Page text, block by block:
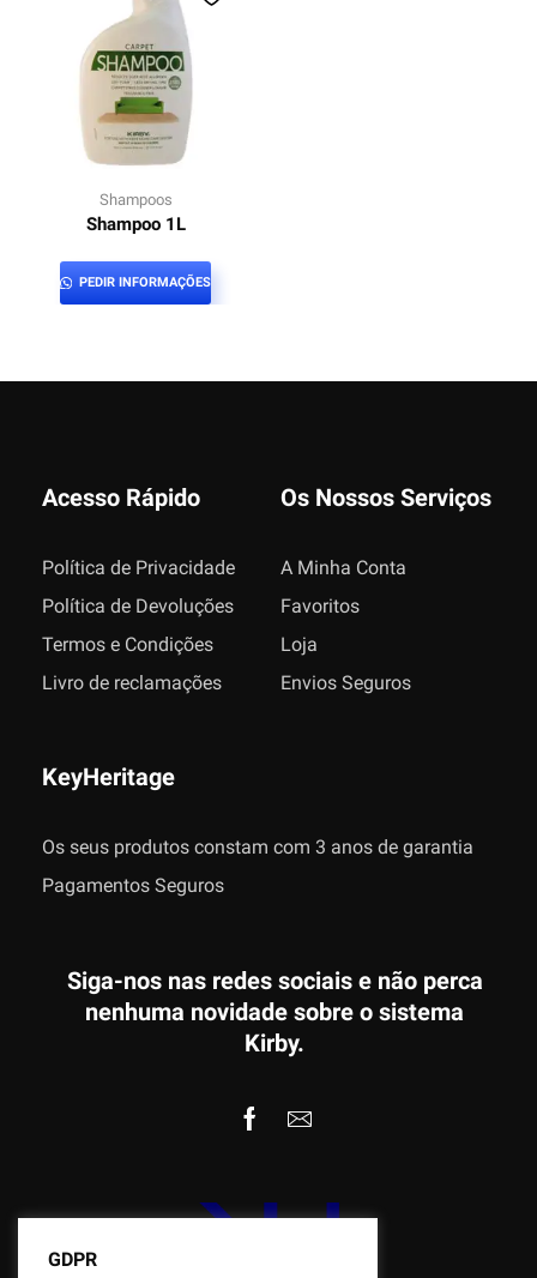
Shampoos
Shampoo 1L
PEDIR INFORMAÇÕES
Acesso Rápido
Política de Privacidade
Política de Devoluções
Termos e Condições
Livro de reclamações
Os Nossos Serviços
A Minha Conta
Favoritos
Loja
Envios Seguros
KeyHeritage
Os seus produtos constam com 3 anos de garantia
Pagamentos Seguros
Siga-nos nas redes sociais e não perca
nenhuma novidade sobre o sistema
Kirby.
GDPR